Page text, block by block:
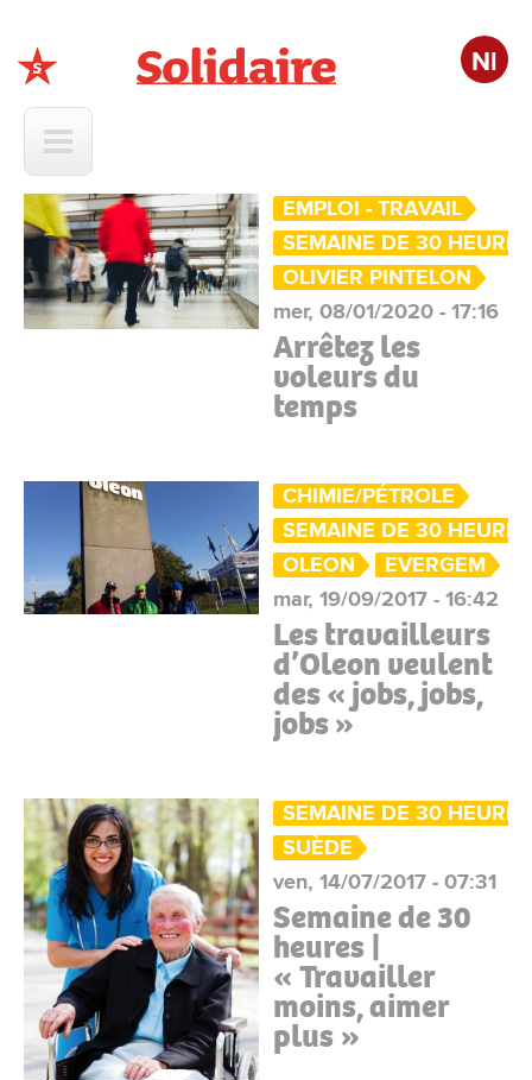
Nl
EMPLOI - TRAVAIL
SEMAINE DE 30 HEURES
OLIVIER PINTELON
mer, 08/01/2020 - 17:16
Arrêtez les
voleurs du
temps
CHIMIE/PÉTROLE
SEMAINE DE 30 HEURES
OLEON
EVERGEM
mar, 19/09/2017 - 16:42
Les travailleurs
d’Oleon veulent
des « jobs, jobs,
jobs »
SEMAINE DE 30 HEURES
SUÈDE
ven, 14/07/2017 - 07:31
Semaine de 30
heures |
« Travailler
moins, aimer
plus »